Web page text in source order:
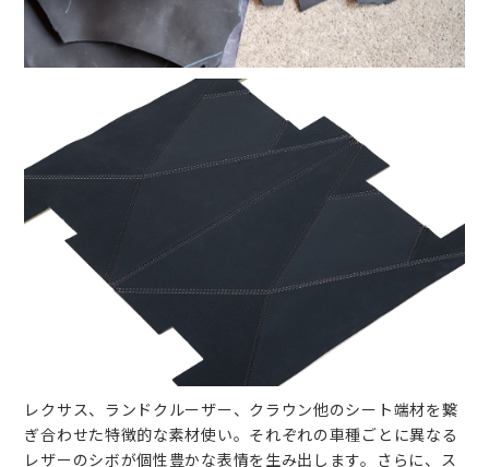
レクサス、ランドクルーザー、クラウン他のシート端材を繋
ぎ合わせた特徴的な素材使い。それぞれの車種ごとに異なる
レザーのシボが個性豊かな表情を生み出します。さらに、ス